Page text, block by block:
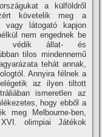
a külföldről
követelik meg a
vagy látogató kapjon
nem engednek be
védik állat- és
tilos mindennemű
tehát annak,
Annyira félnek a
az ilyen tiltott
ismeretlen az
hogy ebből a
meg Melbourne-ben,
olimpiai Játékok